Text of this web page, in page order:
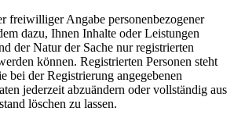
freiwilliger Angabe personenbezogener
dazu, Ihnen Inhalte oder Leistungen
der Natur der Sache nur registrierten
können. Registrierten Personen steht
bei der Registrierung angegebenen
jederzeit abzuändern oder vollständig aus
löschen zu lassen.